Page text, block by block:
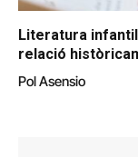
Literatura infantil
relació
Pol Asensio